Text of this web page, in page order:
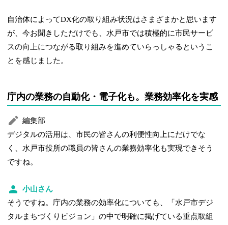
自治体によってDX化の取り組み状況はさまざまかと思います
が、今お聞きしただけでも、水戸市では積極的に市民サービ
スの向上につながる取り組みを進めていらっしゃるというこ
とを感じました。
庁内の業務の自動化・電子化も。業務効率化を実感
編集部
デジタルの活用は、市民の皆さんの利便性向上にだけでな
く、水戸市役所の職員の皆さんの業務効率化も実現できそう
ですね。
小山さん
そうですね。庁内の業務の効率化についても、「水戸市デジ
タルまちづくりビジョン」の中で明確に掲げている重点取組